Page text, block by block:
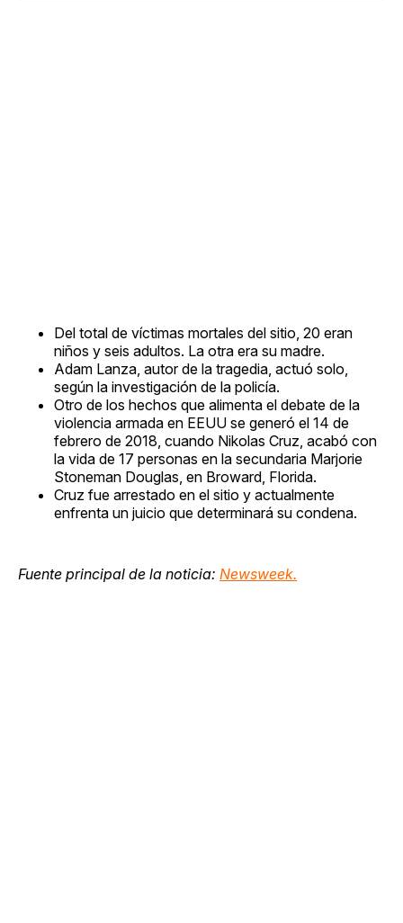
Del total de víctimas mortales del sitio, 20 eran
niños y seis adultos. La otra era su madre.
Adam Lanza, autor de la tragedia, actuó solo,
según la investigación de la policía.
Otro de los hechos que alimenta el debate de la
violencia armada en EEUU se generó el 14 de
febrero de 2018, cuando Nikolas Cruz, acabó con
la vida de 17 personas en la secundaria Marjorie
Stoneman Douglas, en Broward, Florida.
Cruz fue arrestado en el sitio y actualmente
enfrenta un juicio que determinará su condena.
Fuente principal de la noticia: Newsweek.